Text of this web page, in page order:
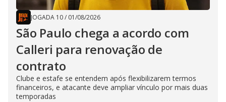
JOGADA 10/ 01/08/2026
São Paulo chega a acordo com
Calleri para renovação de
contrato
Clube e estafe se entendem após flexibilizarem termos
financeiros, e atacante deve ampliar vínculo por mais duas
temporadas